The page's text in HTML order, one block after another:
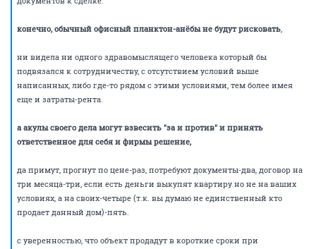
конечно, обычный офисный планктон-анёбы не будут рисковать,
ни видела ни одного здравомыслящего человека который бы
подвязался к сотрудничеству, с отсутствием условий выше
написанных, либо где-то рядом с этими условиями, тем более имея
еще и затраты-рента.
а акулы своего дела могут взвесить "за и против" и принять
ответственное для себя и фирмы решение,
да примут, прогнут по цене-раз, потребуют документы-два, договор на
три месяца-три, если есть деньги выкупят квартиру но не на ваших
условиях, а на своих-четыре (т.к. вы думаю не единственный кто
продает данный дом)-пять.
с уверенностью, что объект продадут в короткие сроки при